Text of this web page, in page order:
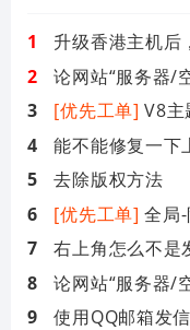
升级香港主机后
论网站“服务器/
[优先工单] V8主
能不能修复一下
去除版权方法
[优先工单] 全局
右上角怎么不是
论网站“服务器/
使用QQ邮箱发